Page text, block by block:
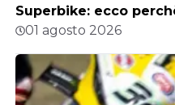
Superbike: ecco
01 agosto 2026